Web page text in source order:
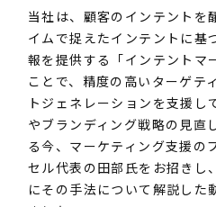
当社は、顧客のインテントを
イムで捉えたインテントに基
報を提供する「インテントマ
ことで、精度の高いターゲテ
トジェネレーションを支援し
やブランディング戦略の見直
る今、マーケティング支援の
セル代表の田部氏をお招きし
にその手法について解説した